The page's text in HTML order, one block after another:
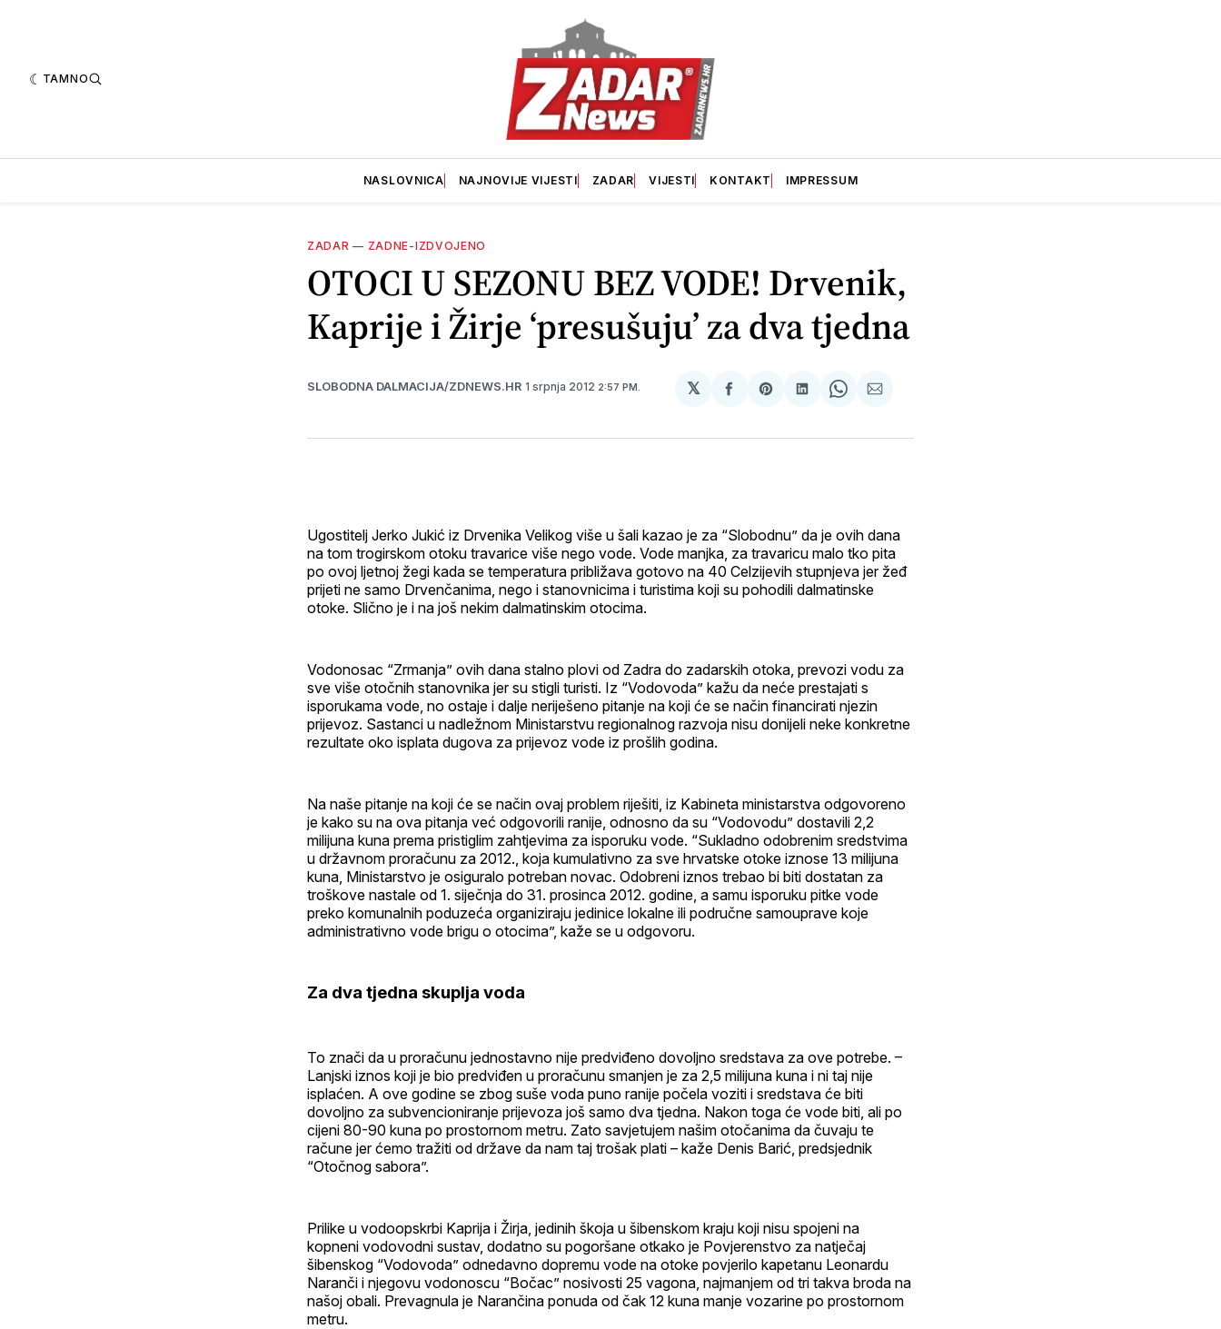
TAMNO
NASLOVNICA NAJNOVIJE VIJESTI ZADAR VIJESTI KONTAKT IMPRESSUM
ZADAR — ZADNE-IZDVOJENO
OTOCI U SEZONU BEZ VODE! Drvenik,
Kaprije i Žirje ‘presušuju’ za dva tjedna
SLOBODNA DALMACIJA/ZDNEWS.HR 1 srpnja 2012 2:57 PM. 𝕏
podijeli
Facebook
Sharepodijeli
LinkedIn
Sharepodijeli
maila
Ugostitelj Jerko Jukić iz Drvenika Velikog više u šali kazao je za “Slobodnu” da je ovih dana
na tom trogirskom otoku travarice više nego vode. Vode manjka, za travaricu malo tko pita
po ovoj ljetnoj žegi kada se temperatura približava gotovo na 40 Celzijevih stupnjeva jer žeđ
prijeti ne samo Drvenčanima, nego i stanovnicima i turistima koji su pohodili dalmatinske
otoke. Slično je i na još nekim dalmatinskim otocima.
Vodonosac “Zrmanja” ovih dana stalno plovi od Zadra do zadarskih otoka, prevozi vodu za
sve više otočnih stanovnika jer su stigli turisti. Iz “Vodovoda” kažu da neće prestajati s
isporukama vode, no ostaje i dalje neriješeno pitanje na koji će se način financirati njezin
prijevoz. Sastanci u nadležnom Ministarstvu regionalnog razvoja nisu donijeli neke konkretne
rezultate oko isplata dugova za prijevoz vode iz prošlih godina.
Na naše pitanje na koji će se način ovaj problem riješiti, iz Kabineta ministarstva odgovoreno
je kako su na ova pitanja već odgovorili ranije, odnosno da su “Vodovodu” dostavili 2,2
milijuna kuna prema pristiglim zahtjevima za isporuku vode. “Sukladno odobrenim sredstvima
u državnom proračunu za 2012., koja kumulativno za sve hrvatske otoke iznose 13 milijuna
kuna, Ministarstvo je osiguralo potreban novac. Odobreni iznos trebao bi biti dostatan za
troškove nastale od 1. siječnja do 31. prosinca 2012. godine, a samu isporuku pitke vode
preko komunalnih poduzeća organiziraju jedinice lokalne ili područne samouprave koje
administrativno vode brigu o otocima”, kaže se u odgovoru.
Za dva tjedna skuplja voda
To znači da u proračunu jednostavno nije predviđeno dovoljno sredstava za ove potrebe. –
Lanjski iznos koji je bio predviđen u proračunu smanjen je za 2,5 milijuna kuna i ni taj nije
isplaćen. A ove godine se zbog suše voda puno ranije počela voziti i sredstava će biti
dovoljno za subvencioniranje prijevoza još samo dva tjedna. Nakon toga će vode biti, ali po
cijeni 80-90 kuna po prostornom metru. Zato savjetujem našim otočanima da čuvaju te
račune jer ćemo tražiti od države da nam taj trošak plati – kaže Denis Barić, predsjednik
“Otočnog sabora”.
Prilike u vodoopskrbi Kaprija i Žirja, jedinih škoja u šibenskom kraju koji nisu spojeni na
kopneni vodovodni sustav, dodatno su pogoršane otkako je Povjerenstvo za natječaj
šibenskog “Vodovoda” odnedavno dopremu vode na otoke povjerilo kapetanu Leonardu
Naranči i njegovu vodonoscu “Bočac” nosivosti 25 vagona, najmanjem od tri takva broda na
našoj obali. Prevagnula je Narančina ponuda od čak 12 kuna manje vozarine po prostornom
metru.